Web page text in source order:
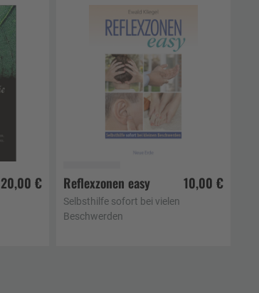
20,00 €
In den Warenkorb
Reflexzonen easy 10,00 €
Selbsthilfe sofort bei vielen
Beschwerden